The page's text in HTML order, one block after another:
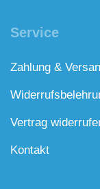
Service
Zahlung &
Vertrag
Kontakt